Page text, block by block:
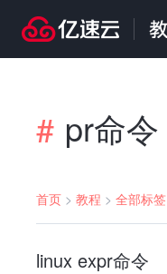
# pr命令
首页 > 教程 > 全部标签
linux expr命令